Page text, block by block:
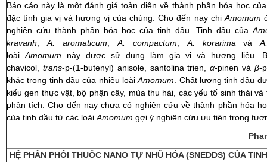
Báo cáo này là một đánh giá toàn diện về thành phần hóa học
đặc tính gia vị và hương vị của chúng. Cho đến nay chi Amomum
nghiên cứu thành phần hóa học của tinh dầu. Tinh dầu của
kravanh
A. aromaticum A. compactum A. korarimavà
loài Amomum này được sử dụng làm gia vị và hương liệu.
chavicol, trans-p-(1-butenyl) anisole, santolina trien,α-pinen và β-
khác trong tinh dầu của nhiều loàiAmomum . Chất lượng tinh dầu
kiểu gen thực vật, bộ phận cây, mùa thu hái, các yếu tố sinh thái
phân tích. Cho đến nay chưa có nghiên cứu về thành phần hóa
của tinh dầu từ các loài Amomum gợi ý nghiên cứu ưu tiên trong
HỆ PHÂN PHỐI THUỐC NANO TỰ NHŨ HÓA (SNEDDS) CỦA